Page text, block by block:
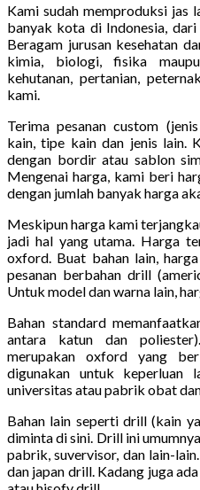
Kami sudah memproduksi jas
banyak kota di Indonesia, dari
Beragam jurusan kesehatan
kimia, biologi, fisika
kehutanan, pertanian,
kami.
Terima pesanan custom
kain, tipe kain dan jenis lain.
dengan bordir atau sablon
Mengenai harga, kami beri
dengan jumlah banyak harga
Meskipun harga kami
jadi hal yang utama. Harga
oxford. Buat bahan lain,
pesanan berbahan drill
Untuk model dan warna lain,
Bahan standard
antara katun dan
merupakan oxford yang
digunakan untuk keperluan
universitas atau pabrik obat
Bahan lain seperti drill (kain
diminta di sini. Drill ini
pabrik, suvervisor, dan lain-
dan japan drill. Kadang juga